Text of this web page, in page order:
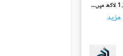
عسکری 10 عسکری,لاہور میں 4 کمروں کا 12 مرلہ فلیٹ 1.75 لاکھ میں کرایہ پر دستیاب ہے۔
مزید